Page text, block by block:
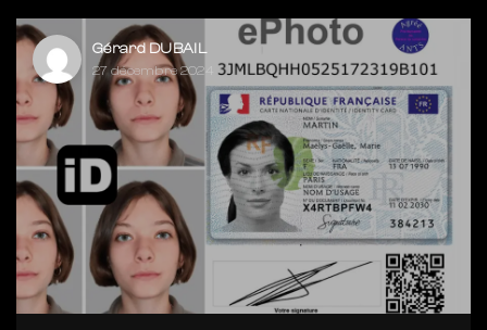
Gérard DUBAIL
27 décembre 2024